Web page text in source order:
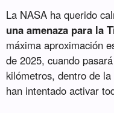
La NASA ha querido
una amenaza para la
máxima aproximación
de 2025, cuando
kilómetros, dentro de
han intentado activar